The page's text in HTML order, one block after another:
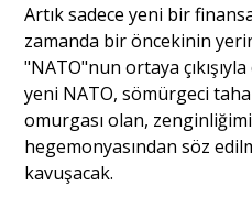
Artık sadece yeni bir
zamanda bir öncekinin
"NATO"nun ortaya çıkışıyla
yeni NATO, sömürgeci
omurgası olan,
hegemonyasından söz
kavuşacak.